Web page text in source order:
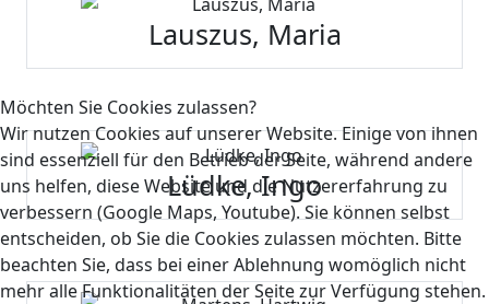
Lauszus, Maria
Lüdke, Ingo
Möchten Sie Cookies zulassen?
Wir nutzen Cookies auf unserer Website. Einige von ihnen
sind essenziell für den Betrieb der Seite, während andere
uns helfen, diese Website und die Nutzererfahrung zu
verbessern (Google Maps, Youtube). Sie können selbst
entscheiden, ob Sie die Cookies zulassen möchten. Bitte
beachten Sie, dass bei einer Ablehnung womöglich nicht
mehr alle Funktionalitäten der Seite zur Verfügung stehen.